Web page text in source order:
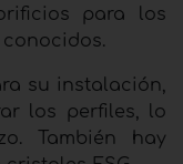
para los
su instalación,
los perfiles, lo
También hay